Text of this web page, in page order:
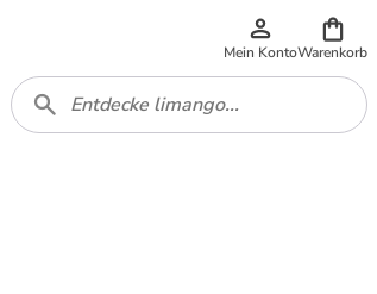
Mein KontoWarenkorb